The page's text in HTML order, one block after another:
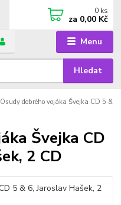
Menu
Hledat
0 ks
za 0,00 Kč
Osudy dobrého vojáka Švejka CD 5 &
Švejka CD
2 CD